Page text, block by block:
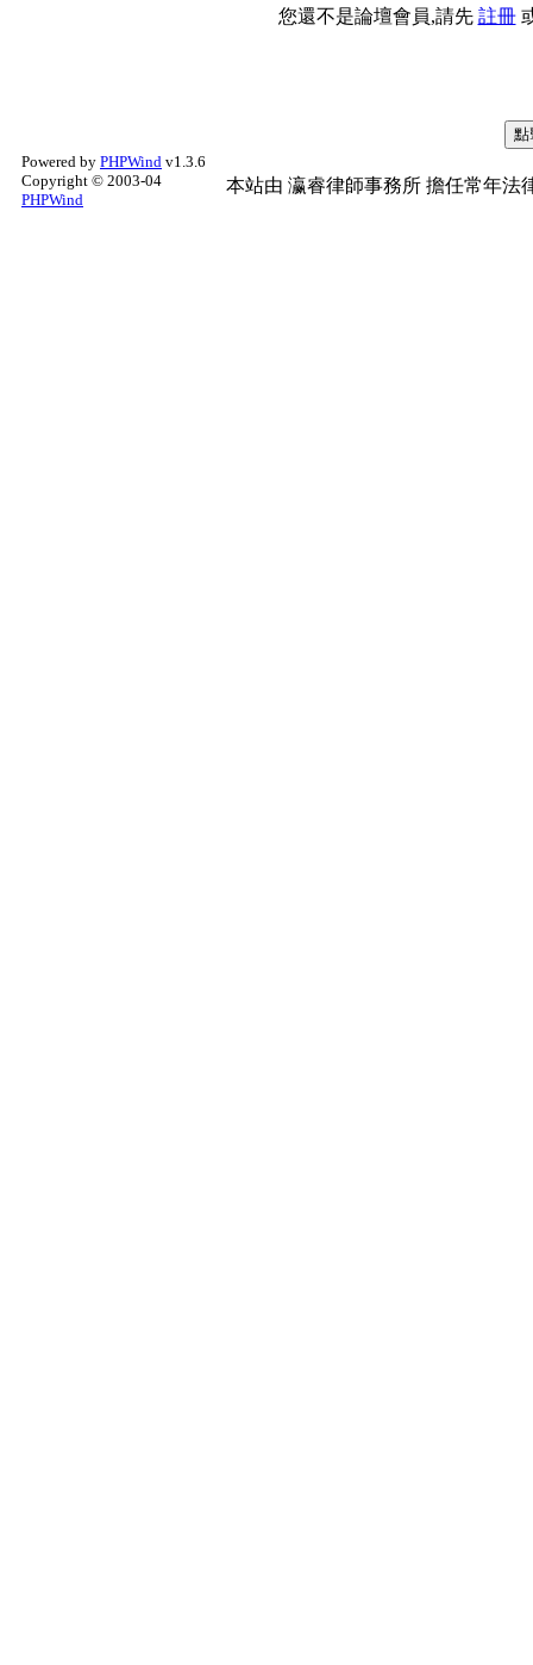
您還不是論壇會員,請先 註冊
Powered by PHPWind v1.3.6
Copyright © 2003-04
PHPWind
本站由 瀛睿律師事務所 擔任常年法